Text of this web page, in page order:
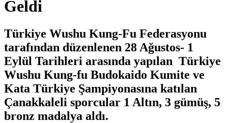
Geldi
Türkiye Wushu Kung-Fu Federasyonu
tarafından düzenlenen 28 Ağustos- 1
Eylül Tarihleri arasında yapılan Türkiye
Wushu Kung-fu Budokaido Kumite ve
Kata Türkiye Şampiyonasına katılan
Çanakkaleli sporcular 1 Altın, 3 gümüş, 5
bronz madalya aldı.